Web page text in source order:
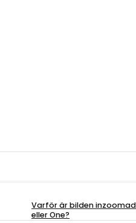
Varför är bilden inzoomad
eller One?